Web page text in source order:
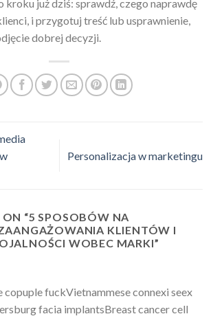
kroku już dziś: sprawdź, czego naprawdę
i przygotuj treść lub usprawnienie,
dobrej decyzji.
Personalizacja w marketingu
“5 SPOSOBÓW NA
KLIENTÓW I
WOBEC MARKI”
copuple fuckVietnammese connexi seex
facia implantsBreast cancer cell